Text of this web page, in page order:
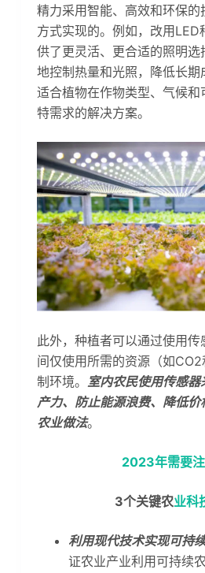
精力采用智能、高效和环保的
方式实现的。例如，改用LED
供了更灵活、更合适的照明
地控制热量和光照，降低长期
适合植物在作物类型、气候和
特需求的解决方案。
此外，种植者可以通过使用
间仅使用所需的资源（如
制环境。 室内农民使用传感
产力、防止能源浪费、降低
农业做法。
2023年需要
3个关键农业科
利用现代技术实现可持
证农业产业利用可持续